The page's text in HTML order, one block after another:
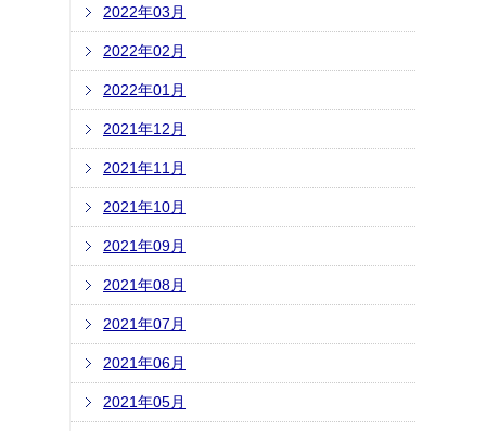
2022年03月
2022年02月
2022年01月
2021年12月
2021年11月
2021年10月
2021年09月
2021年08月
2021年07月
2021年06月
2021年05月